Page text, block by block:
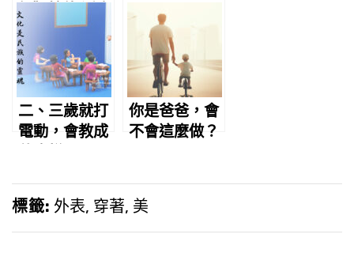
經》摘錄 淨空
老法師主講
二、三歲就打
電動，會教成
你是爸爸，會
不會這麼做？
標籤: 外表, 穿著, 美